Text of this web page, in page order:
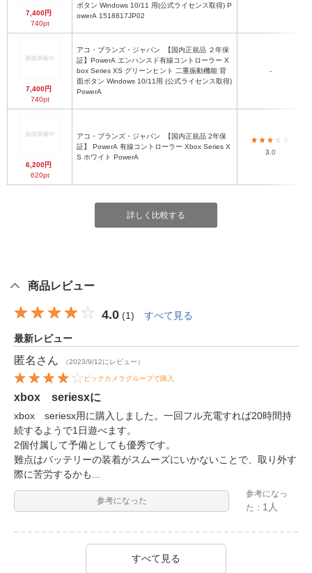
7,400円
740pt
ボタン Windows 10/11 用(公式ライセンス取得) P
owerA 1518817JP02
7,400円
740pt
アコ・ブランズ・ジャパン
証】PowerA エンハンスド有線コントローラー X
box Series XS グリーンヒント 二重振動機能 背
面ボタン Windows 10/11用 (公式ライセンス取得)
PowerA
-
6,200円
620pt
アコ・ブランズ・ジャパン
証】 PowerA 有線コントローラー Xbox Series X
S ホワイト PowerA
3.0
詳しく比較する
商品レビュー
4.0 (1) すべて見る
最新レビュー
匿名 さん （2023/9/12にレビュー）
ビックカメラグループで購入
xbox seriesxに
xbox seriesx用に購入しました。一回フル充電すれば20時間持
続するようで1日遊べます。
2個付属して予備としても優秀です。
難点はバッテリーの装着がスムーズにいかないことで、取り外す
際に苦労するかも...
参考になった
参考になっ
た： 1人
すべて見る